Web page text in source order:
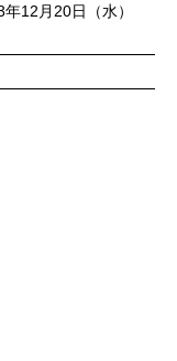
12月20日（水）